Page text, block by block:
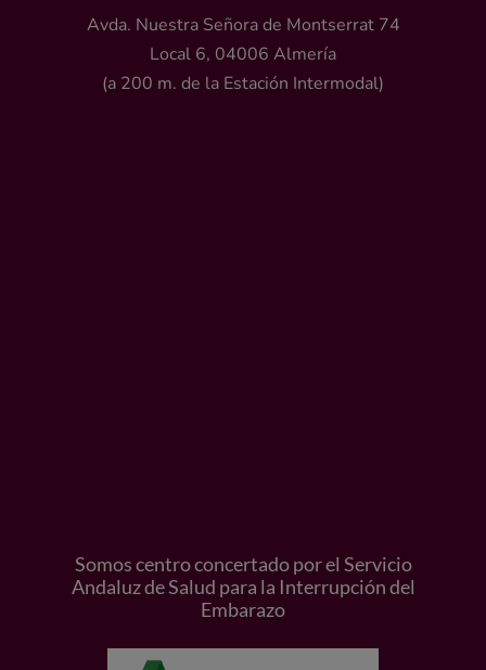
Avda. Nuestra Señora de Montserrat 74
Local 6, 04006 Almería
(a 200 m. de la Estación Intermodal)
Somos centro concertado por el Servicio
Andaluz de Salud para la Interrupción del
Embarazo